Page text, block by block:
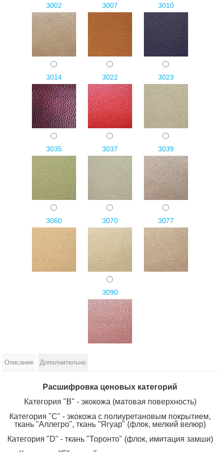
3002 3007 3010
3014 3022 3023
3035 3037 3039
3060 3070 3077
3090
Описание Дополнительно
Расшифровка ценовых категорий
Категория "В" - экокожа (матовая поверхность)
Категория "С" - экокожа с полиуретановым покрытием,
ткань "Аллегро", ткань "Ягуар" (флок, мелкий велюр)
Категория "D" - ткань "Торонто" (флок, имитация замши)